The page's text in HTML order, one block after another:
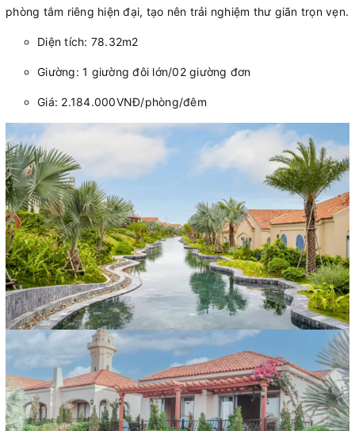
phòng tắm riêng hiện đại, tạo nên trải nghiệm thư giãn trọn vẹn.
Diện tích: 78.32m2
Giường: 1 giường đôi lớn/02 giường đơn
Giá: 2.184.000VNĐ/phòng/đêm